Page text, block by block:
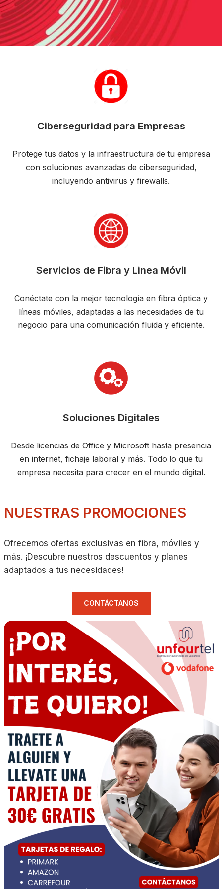
Ciberseguridad para Empresas
Protege tus datos y la infraestructura de tu empresa
con soluciones avanzadas de ciberseguridad,
incluyendo antivirus y firewalls.
Servicios de Fibra y Linea Móvil
Conéctate con la mejor tecnología en fibra óptica y
líneas móviles, adaptadas a las necesidades de tu
negocio para una comunicación fluida y eficiente.
Soluciones Digitales
Desde licencias de Office y Microsoft hasta presencia
en internet, fichaje laboral y más. Todo lo que tu
empresa necesita para crecer en el mundo digital.
NUESTRAS PROMOCIONES
Ofrecemos ofertas exclusivas en fibra, móviles y
más. ¡Descubre nuestros descuentos y planes
adaptados a tus necesidades!
CONTÁCTANOS